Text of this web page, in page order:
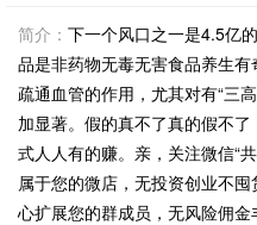
简介： 下一个风口之一是4.5亿
品是非药物无毒无害食品养生
疏通血管的作用，尤其对有“三
加显著。假的真不了真的假不
式人人有的赚。亲，关注微信“
属于您的微店，无投资创业不
心扩展您的群成员，无风险佣